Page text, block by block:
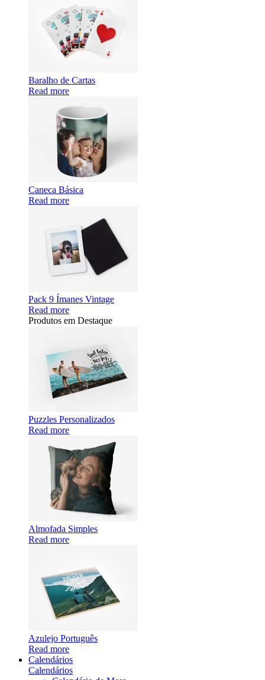
Baralho de Cartas
Read more
Caneca Básica
Read more
Pack 9 Ímanes Vintage
Read more
Produtos em Destaque
Puzzles Personalizados
Read more
Almofada Simples
Read more
Azulejo Português
Read more
Calendários
Calendários